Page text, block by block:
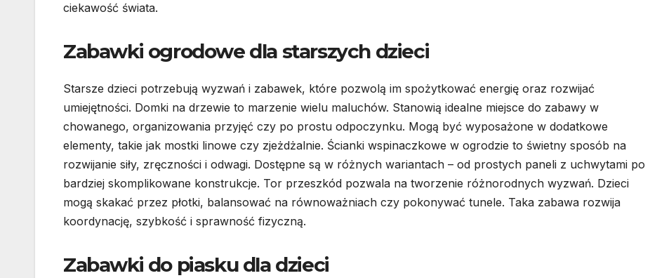
ciekawość świata.
Zabawki ogrodowe dla starszych dzieci
Starsze dzieci potrzebują wyzwań i zabawek, które pozwolą im spożytkować energię oraz rozwijać
umiejętności. Domki na drzewie to marzenie wielu maluchów. Stanowią idealne miejsce do zabawy w
chowanego, organizowania przyjęć czy po prostu odpoczynku. Mogą być wyposażone w dodatkowe
elementy, takie jak mostki linowe czy zjeżdżalnie. Ścianki wspinaczkowe w ogrodzie to świetny sposób na
rozwijanie siły, zręczności i odwagi. Dostępne są w różnych wariantach – od prostych paneli z uchwytami po
bardziej skomplikowane konstrukcje. Tor przeszkód pozwala na tworzenie różnorodnych wyzwań. Dzieci
mogą skakać przez płotki, balansować na równoważniach czy pokonywać tunele. Taka zabawa rozwija
koordynację, szybkość i sprawność fizyczną.
Zabawki do piasku dla dzieci